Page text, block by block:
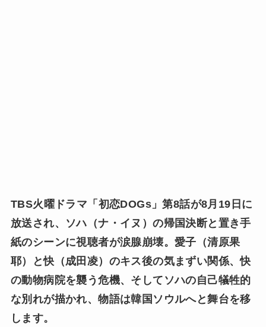
TBS火曜ドラマ「初恋DOGs」第8話が8月19日に
放送され、ソハ（ナ・イヌ）の帰国決断と置き手
紙のシーンに視聴者が涙腺崩壊。愛子（清原果
耶）と快（成田凌）のキス後の気まずい関係、快
の動物病院を襲う危機、そしてソハの自己犠牲的
な別れが描かれ、物語は韓国ソウルへと舞台を移
します。